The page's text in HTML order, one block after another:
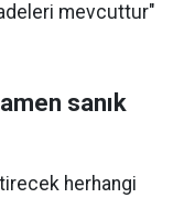
mevcuttur"
sanık
herhangi